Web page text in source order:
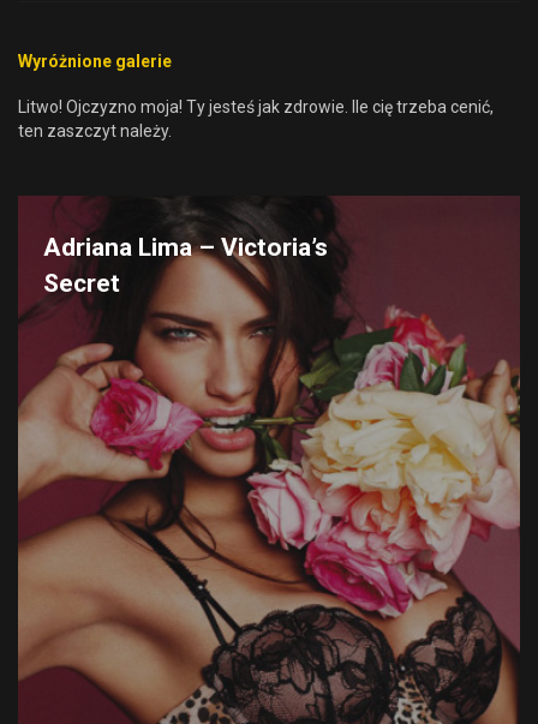
Wyróżnione galerie
Litwo! Ojczyzno moja! Ty jesteś jak zdrowie. Ile cię trzeba cenić,
ten zaszczyt należy.
Adriana Lima – Victoria’s
Secret